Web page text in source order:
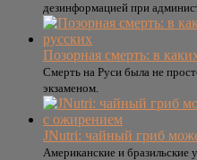
дезинформацией при
Позорная смерть: в
Смерть на Руси была не
экзаменом.
JNutri: чайный гриб
Американские и бразильские